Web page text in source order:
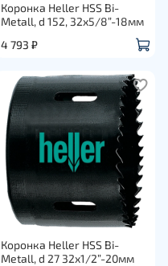
Коронка Heller HSS Bi-
Metall, d 152, 32х5/8”-18мм
4 793 ₽
Коронка Heller HSS Bi-
Metall, d 27 32х1/2”-20мм